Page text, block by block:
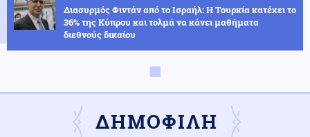
Διασυρμός Φιντάν από το Ισραήλ: Η Τουρκία κατέχει το
36% της Κύπρου και τολμά να κάνει μαθήματα
διεθνούς δικαίου
ΔΗΜΟΦΙΛΗ